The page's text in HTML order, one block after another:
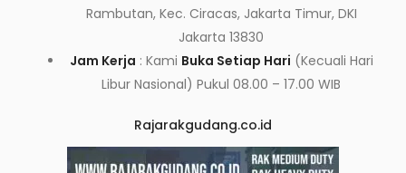
Rambutan, Kec. Ciracas, Jakarta Timur, DKI
Jakarta 13830
Jam Kerja : Kami Buka Setiap Hari (Kecuali Hari
Libur Nasional) Pukul 08.00 – 17.00 WIB
Rajarakgudang.co.id